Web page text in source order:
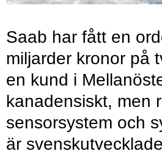
Saab har fått en
miljarder kronor på
en kund i
kanadensiskt, men
sensorsystem och
är